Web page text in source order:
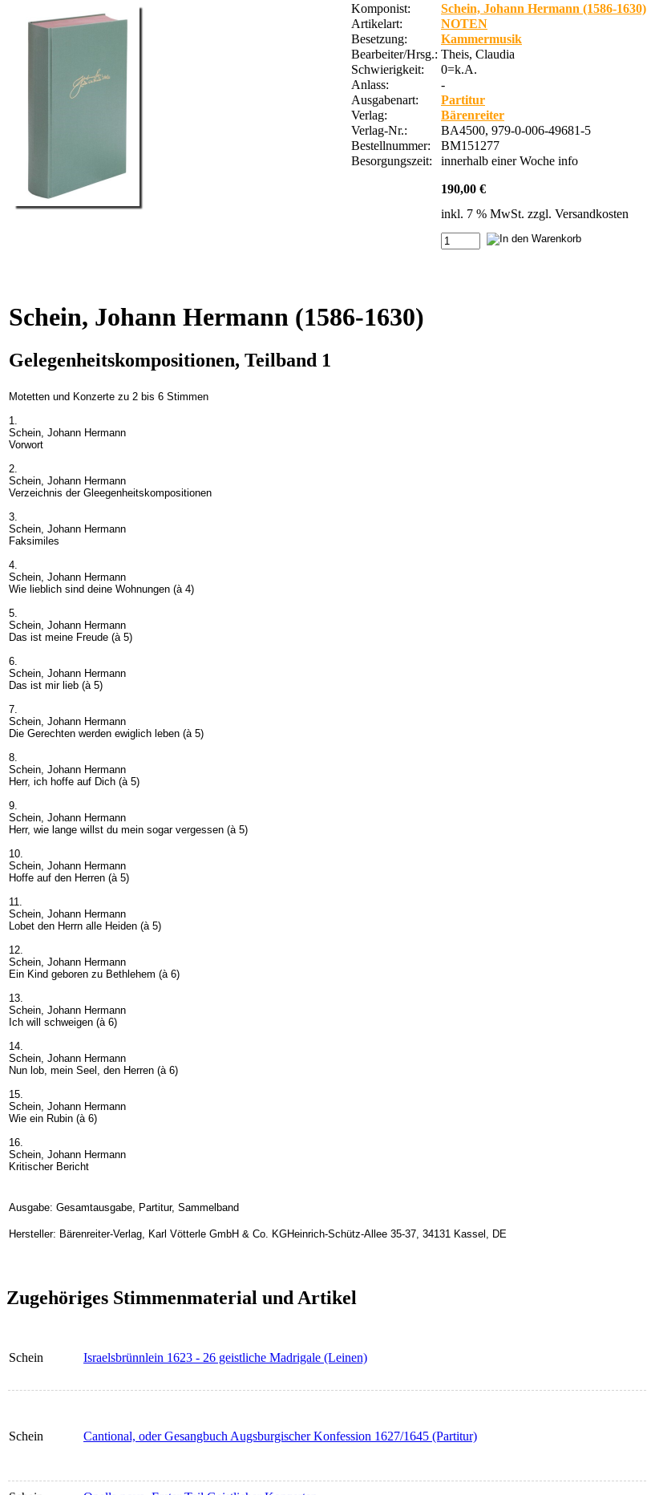
Komponist:
Schein, Johann Hermann (1586-1630)
Artikelart:
NOTEN
Besetzung:
Kammermusik
Bearbeiter/Hrsg.: Theis, Claudia
Schwierigkeit:
0=k.A.
Anlass:
-
Ausgabenart:
Partitur
Verlag:
Bärenreiter
Verlag-Nr.:
BA4500, 979-0-006-49681-5
Bestellnummer:
BM151277
Besorgungszeit:
innerhalb einer Woche info
190,00 €
inkl. 7 % MwSt. zzgl. Versandkosten
Schein, Johann Hermann (1586-1630)
Gelegenheitskompositionen, Teilband 1
Motetten und Konzerte zu 2 bis 6 Stimmen
1.
Schein, Johann Hermann
Vorwort
2.
Schein, Johann Hermann
Verzeichnis der Gleegenheitskompositionen
3.
Schein, Johann Hermann
Faksimiles
4.
Schein, Johann Hermann
Wie lieblich sind deine Wohnungen (à 4)
5.
Schein, Johann Hermann
Das ist meine Freude (à 5)
6.
Schein, Johann Hermann
Das ist mir lieb (à 5)
7.
Schein, Johann Hermann
Die Gerechten werden ewiglich leben (à 5)
8.
Schein, Johann Hermann
Herr, ich hoffe auf Dich (à 5)
9.
Schein, Johann Hermann
Herr, wie lange willst du mein sogar vergessen (à 5)
10.
Schein, Johann Hermann
Hoffe auf den Herren (à 5)
11.
Schein, Johann Hermann
Lobet den Herrn alle Heiden (à 5)
12.
Schein, Johann Hermann
Ein Kind geboren zu Bethlehem (à 6)
13.
Schein, Johann Hermann
Ich will schweigen (à 6)
14.
Schein, Johann Hermann
Nun lob, mein Seel, den Herren (à 6)
15.
Schein, Johann Hermann
Wie ein Rubin (à 6)
16.
Schein, Johann Hermann
Kritischer Bericht
Ausgabe: Gesamtausgabe, Partitur, Sammelband
Hersteller: Bärenreiter-Verlag, Karl Vötterle GmbH & Co. KGHeinrich-Schütz-Allee 35-37, 34131 Kassel, DE
Zugehöriges Stimmenmaterial und Artikel
Schein Israelsbrünnlein 1623 - 26 geistliche Madrigale (Leinen)
Schein Cantional, oder Gesangbuch Augsburgischer Konfession 1627/1645 (Partitur)